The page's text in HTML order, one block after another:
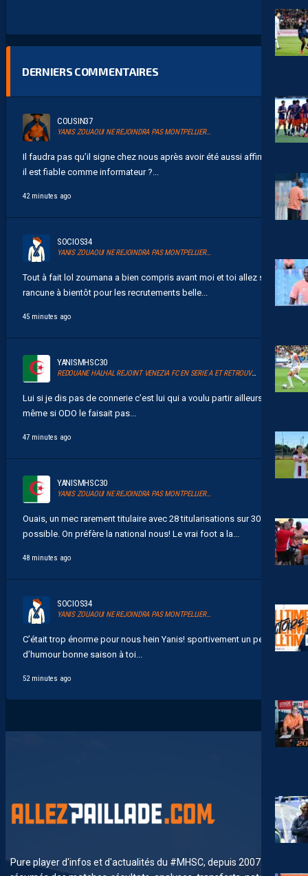
DERNIERS COMMENTAIRES
COUSIN37
YANIS ZOUAOUI NE REJOINDRA PAS MONTPELLIER…
Il faudra pas qu’il signe chez nous après avoir été aussi affirmatif
il est fiable comme informateur ?...
42 minutes ago
SOCIOS34
YANIS ZOUAOUI NE REJOINDRA PAS MONTPELLIER…
Tout à fait lol zoumana a bien compris avant moi et toi allez sans
rancune à bientôt pour les recrutements belle...
45 minutes ago
YANISMHSC30
REDOUANE HALHAL REJOINT VENEZIA FC EN SERIE A ET RETROUVERA AKOR ADAMS
Lui si je dis pas de connerie c’est lui qui a voulu partir ailleurs
même si ODO le faisait pas...
47 minutes ago
YANISMHSC30
YANIS ZOUAOUI NE REJOINDRA PAS MONTPELLIER…
Ouais, un mec rarement titulaire avec 28 titularisations sur 30
possible. On préfère la national nous! Le vrai foot a la...
48 minutes ago
SOCIOS34
YANIS ZOUAOUI NE REJOINDRA PAS MONTPELLIER…
C’était trop énorme pour nous hein Yanis! sportivement un peu
d’humour bonne saison à toi...
52 minutes ago
Pure player d'infos et d'actualités du #MHSC, depuis 2007. News,